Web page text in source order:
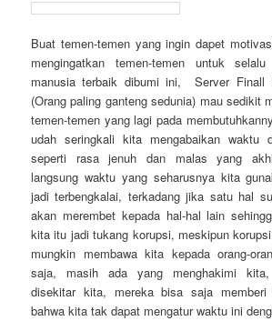
Buat temen-temen yang ingin dapet
mengingatkan temen-temen untuk
manusia terbaik dibumi ini, Server Finall
(Orang paling ganteng sedunia) mau sedikit
temen-temen yang lagi pada
udah seringkali kita mengabaikan waktu
seperti rasa jenuh dan malas yang
langsung waktu yang seharusnya kita
jadi terbengkalai, terkadang jika satu hal
akan merembet kepada hal-hal lain
kita itu jadi tukang korupsi, meskipun
mungkin membawa kita kepada orang-
saja, masih ada yang menghakimi kita,
disekitar kita, mereka bisa saja
bahwa kita tak dapat mengatur waktu ini